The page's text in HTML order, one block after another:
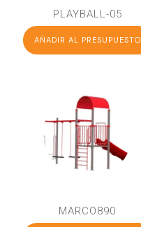
PLAYBALL-05
AÑADIR AL PRESUPUESTO
MARCO890